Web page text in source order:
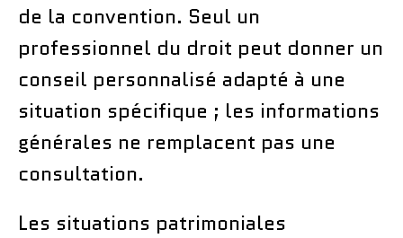
de la convention. Seul un
professionnel du droit peut donner un
conseil personnalisé adapté à une
situation spécifique ; les informations
générales ne remplacent pas une
consultation.
Les situations patrimoniales